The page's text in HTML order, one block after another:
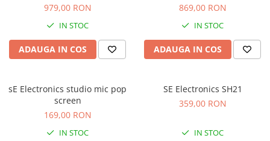
Case-uri de lumini
Comenzi si controllere
Ecrane LED
Efecte de lumini
Masini de fum si ceata
Mixere DMX
Moving Head-uri
Par Led si Pinspot
979,00 RON
IN STOC
ADAUGA IN COS
869,00 RON
IN STOC
ADAUGA IN COS
sE Electronics studio mic pop
screen
169,00 RON
IN STOC
SE Electronics SH21
359,00 RON
IN STOC